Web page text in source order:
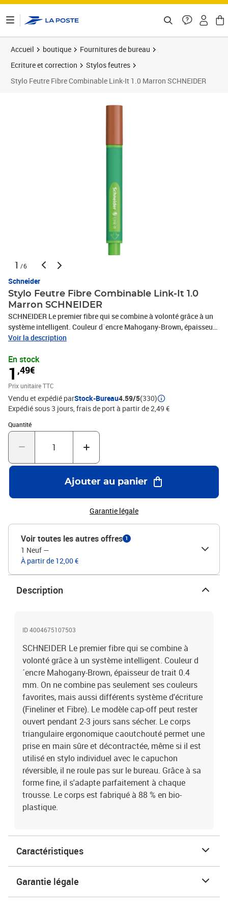
Accueil boutique
Fournitures de bureau
Ecriture et correction
Stylos feutres
Stylo Feutre Fibre Combinable Link-It 1.0 Marron SCHNEIDER
1 /6
Schneider
Stylo Feutre Fibre Combinable Link-It 1.0
Marron SCHNEIDER
SCHNEIDER Le premier fibre qui se combine à volonté grâce à un
système intelligent. Couleur d´encre Mahogany-Brown, épaisseur
de trait 0.4 mm. On ne combine pas seulement ses couleurs
Fibre). Le modèle cap-off peut rester ouvert pendant 2-3 jours
sans sécher. Le corps triangulaire ergonomique caoutchouté
permet une prise en main sûre et décontractée, même si il est
utilisé en stylo individuel avec le capuchon réversible, il ne roule
pas sur le bureau. Grâce à sa forme fine, il s'adapte parfaitement à
chaque trousse. Le corps est fabriqué à 88 % en bio-plastique.
Voir la description
En stock
1 ,49€
Prix unitaire TTC
Vendu et expédié parStock-Bureau4.59/5(330)
Expédié sous 3 jours, frais de port à partir de 2,49 €
Quantité
Quantité : 1
Ajouter au panier
Garantie légale
Voir toutes les autres offres 1
1 Neuf —
À partir de 12,00 €
Description
ID 4004675107503
SCHNEIDER Le premier fibre qui se combine à
volonté grâce à un système intelligent. Couleur d
´encre Mahogany-Brown, épaisseur de trait 0.4
mm. On ne combine pas seulement ses couleurs
favorites, mais aussi différents système d'écriture
(Fineliner et Fibre). Le modèle cap-off peut rester
ouvert pendant 2-3 jours sans sécher. Le corps
triangulaire ergonomique caoutchouté permet une
prise en main sûre et décontractée, même si il est
utilisé en stylo individuel avec le capuchon
réversible, il ne roule pas sur le bureau. Grâce à sa
forme fine, il s'adapte parfaitement à chaque
trousse. Le corps est fabriqué à 88 % en bio-
plastique.
Caractéristiques
Garantie légale